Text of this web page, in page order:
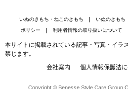
いぬのきもち・ねこのきもち いぬのきもち
ポリシー
利用者情報の取り扱いについて
本サイトに掲載されている記事・写真・イラ
禁じます。
会社案内 個人情報保護法
Copyright © Benesse Style Care Group